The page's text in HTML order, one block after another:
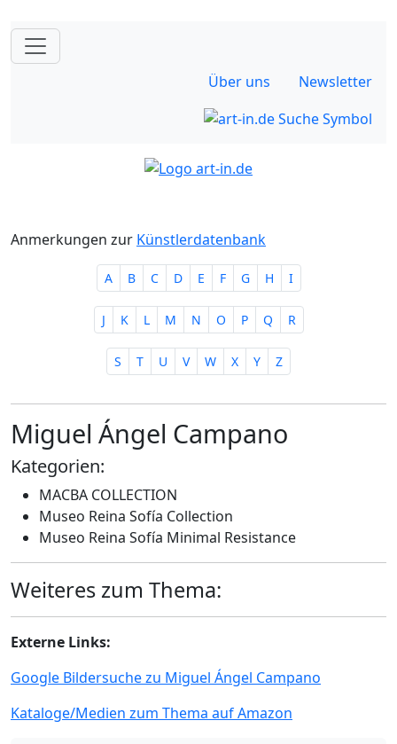
Über uns Newsletter
Anmerkungen zur Künstlerdatenbank
A B C D E F G H I
J K L M N O P Q R
S T U V W X Y Z
Miguel Ángel Campano
Kategorien:
MACBA COLLECTION
Museo Reina Sofía Collection
Museo Reina Sofía Minimal Resistance
Weiteres zum Thema:
Externe Links:
Google Bildersuche zu Miguel Ángel Campano
Kataloge/Medien zum Thema auf Amazon